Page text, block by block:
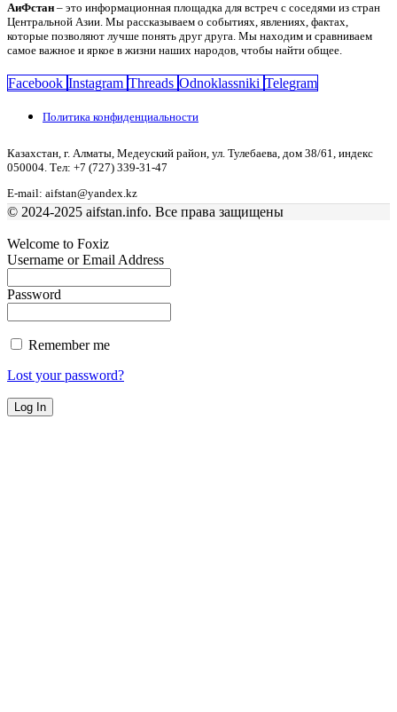
АиФстан – это информационная площадка для встреч с соседями из стран
Центральной Азии. Мы рассказываем о событиях, явлениях, фактах,
которые позволяют лучше понять друг друга. Мы находим и сравниваем
самое важное и яркое в жизни наших народов, чтобы найти общее.
Facebook Instagram Threads Odnoklassniki Telegram
Политика конфиденциальности
Казахстан, г. Алматы, Медеуский район, ул. Тулебаева, дом 38/61, индекс
050004. Тел: +7 (727) 339-31-47
E-mail: aifstan@yandex.kz
© 2024-2025 aifstan.info. Все права защищены
Welcome to Foxiz
Username or Email Address
Password
Remember me
Lost your password?